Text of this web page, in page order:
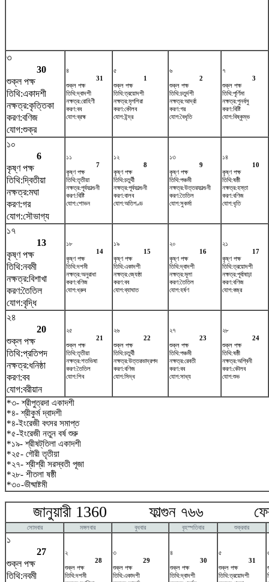
৩
30
শুক্ল পক্ষ
তিথি:একাদশী
নক্ষত্র:কৃত্তিকা
করণ:বণিজ
যোগ:শুক্র
৪
31
শুক্ল পক্ষ
তিথি:দ্বাদশী
নক্ষত্র:রোহিণী
করণ:বব
যোগ:ব্রহ্ম
৫
1
শুক্ল পক্ষ
তিথি:ত্রয়োদশী
নক্ষত্র:মৃগশিরা
করণ:কৌলব
যোগ:ইন্দ্র
৬
2
শুক্ল পক্ষ
তিথি:চতুর্দশী
নক্ষত্র:আর্দ্রা
করণ:গর
যোগ:বৈধৃতি
৭
3
শুক্ল পক্ষ
তিথি:পূর্ণিমা
নক্ষত্র:পুনর্বসু
করণ:বিষ্টি
যোগ:বিষ্কুম্ভ
১০
6
কৃষ্ণ পক্ষ
তিথি:দ্বিতীয়া
নক্ষত্র:মঘা
করণ:গর
যোগ:সৌভাগ্য
১১
7
কৃষ্ণ পক্ষ
তিথি:তৃতীয়া
নক্ষত্র:পূর্বফাল্গুনী
করণ:বিষ্টি
যোগ:শোভন
১২
8
কৃষ্ণ পক্ষ
তিথি:চতুর্থী
নক্ষত্র:পূর্বফাল্গুনী
করণ:বালব
যোগ:অতিগণ্ড
১৩
9
কৃষ্ণ পক্ষ
তিথি:পঞ্চমী
নক্ষত্র:উত্তরফাল্গুনী
করণ:তৈতিল
যোগ:সুকর্মা
১৪
10
কৃষ্ণ পক্ষ
তিথি:ষষ্ঠী
নক্ষত্র:হস্তা
করণ:বণিজ
যোগ:ধৃতি
১৭
13
কৃষ্ণ পক্ষ
তিথি:নবমী
নক্ষত্র:বিশাখা
করণ:তৈতিল
যোগ:বৃদ্ধি
১৮
14
কৃষ্ণ পক্ষ
তিথি:দশমী
নক্ষত্র:অনুরাধা
করণ:বণিজ
যোগ:ধ্রুব
১৯
15
কৃষ্ণ পক্ষ
তিথি:একাদশী
নক্ষত্র:জ্যেষ্ঠা
করণ:বব
যোগ:ব্যাঘাত
২০
16
কৃষ্ণ পক্ষ
তিথি:দ্বাদশী
নক্ষত্র:মূলা
করণ:তৈতিল
যোগ:হর্ষণ
২১
17
কৃষ্ণ পক্ষ
তিথি:ত্রয়োদশী
নক্ষত্র:পূর্বাষাঢ়া
করণ:বণিজ
যোগ:বজ্র
২৪
20
শুক্ল পক্ষ
তিথি:প্রতিপদ
নক্ষত্র:ধনিষ্ঠা
করণ:বব
যোগ:বরীয়ান
২৫
21
শুক্ল পক্ষ
তিথি:তৃতীয়া
নক্ষত্র:শতভিষ‌া
করণ:তৈতিল
যোগ:শিব
২৬
22
শুক্ল পক্ষ
তিথি:চতুর্থী
নক্ষত্র:উত্তরভাদ্রপদ
করণ:বণিজ
যোগ:সিদ্ধ
২৭
23
শুক্ল পক্ষ
তিথি:পঞ্চমী
নক্ষত্র:রেবতী
করণ:বব
যোগ:সাধ্য
২৮
24
শুক্ল পক্ষ
তিথি:ষষ্ঠী
নক্ষত্র:অশ্বিনী
করণ:কৌলব
যোগ:শুভ
*৩- শ্রীপুত্রদা একাদশী
*৪- শ্রীকুর্ম দ্বাদশী
*৪-ইংরেজী বৎসর সমাপ্ত
*৫-ইংরেজী নতুন বর্ষ শুরু
*১৯- শ্রীষট্‌তিলা একাদশী
*২৫- গৌরী তৃতীয়া
*২৭- শ্রীশ্রী সরস্বতী পূজা
*২৮- শীতলা ষষ্ঠী
*৩০-ভীষ্মাষ্টমী
জানুয়ারী 1360 ফাল্গুন ৭৬৬
সোমবার মঙ্গলবার বুধবার বৃহস্পতিবার শুক্রবার
১
27
শুক্ল পক্ষ
তিথি:নবমী
২
28
শুক্ল পক্ষ
তিথি:দশমী
৩
29
শুক্ল পক্ষ
তিথি:একাদশী
৪
30
শুক্ল পক্ষ
তিথি:দ্বাদশী
৫
31
শুক্ল পক্ষ
তিথি:ত্রয়োদশী